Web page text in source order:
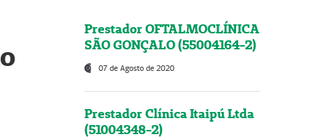
Prestador OFTALMOCLÍNICA
SÃO GONÇALO (55004164-2)
07 de Agosto de 2020
Prestador Clínica Itaipú Ltda
(51004348-2)